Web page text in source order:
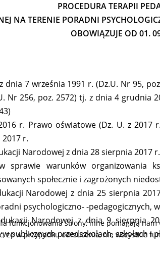
PROCEDURA TERAPII
NA TERENIE PORADNI
OBOWIĄZUJE OD 01.
7 września 1991 r. (Dz.U. Nr 95,
Nr 256, poz. 2572) tj. z dnia 4 grudnia
r. Prawo oświatowe (Dz. U. z 2017
r.
Narodowej z dnia 28 sierpnia 2017 r.
sprawie warunków organizowania
społecznie i zagrożonych
Narodowej z dnia 25 sierpnia
psychologiczno- -
Narodowej z dnia 9 sierpnia
publicznych przedszkolach, szkołach i
funkcjonowania strony, inne pomagają
że w przypadku odrzucenia, nie wszystkie